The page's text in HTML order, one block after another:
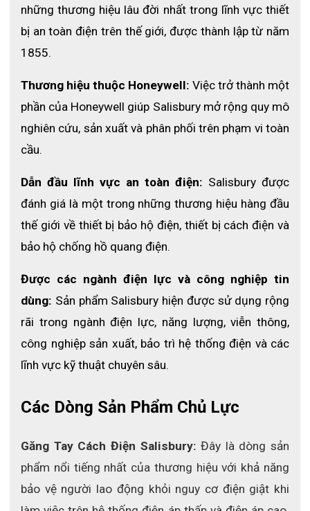
những thương hiệu lâu đời nhất trong lĩnh vực thiết
bị an toàn điện trên thế giới, được thành lập từ năm
1855.
Thương hiệu thuộc Honeywell: Việc trở thành một
phần của Honeywell giúp Salisbury mở rộng quy mô
nghiên cứu, sản xuất và phân phối trên phạm vi toàn
cầu.
Dẫn đầu lĩnh vực an toàn điện: Salisbury được
đánh giá là một trong những thương hiệu hàng đầu
thế giới về thiết bị bảo hộ điện, thiết bị cách điện và
bảo hộ chống hồ quang điện.
Được các ngành điện lực và công nghiệp tin
dùng: Sản phẩm Salisbury hiện được sử dụng rộng
rãi trong ngành điện lực, năng lượng, viễn thông,
công nghiệp sản xuất, bảo trì hệ thống điện và các
lĩnh vực kỹ thuật chuyên sâu.
Các Dòng Sản Phẩm Chủ Lực
Găng Tay Cách Điện Salisbury: Đây là dòng sản
phẩm nổi tiếng nhất của thương hiệu với khả năng
bảo vệ người lao động khỏi nguy cơ điện giật khi